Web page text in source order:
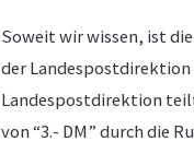
Soweit wir wissen, ist
der Landespostdirektion
Landespostdirektion
von “3.- DM” durch die